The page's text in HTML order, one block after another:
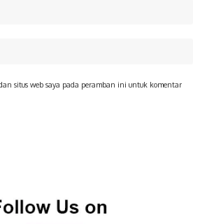
situs web saya pada peramban ini untuk komentar